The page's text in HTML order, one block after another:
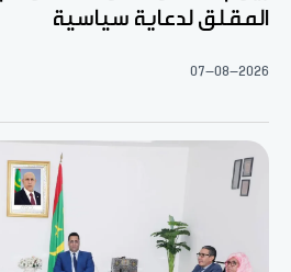
المقلق لدعاية سياسية
07-08-2026